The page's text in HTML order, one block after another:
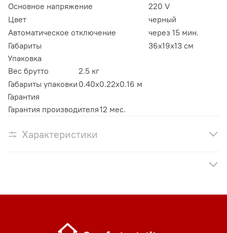
Основное напряжение
220 V
Цвет
черный
Автоматическое отключение
через 15 мин.
Габариты
36x19x13 см
Упаковка
Вес брутто
2.5 кг
Габариты упаковки 0.40x0.22x0.16 м
Гарантия
Гарантия производителя12 мес.
Характеристики